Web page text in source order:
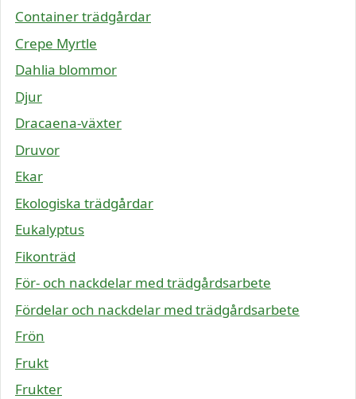
Container trädgårdar
Crepe Myrtle
Dahlia blommor
Djur
Dracaena-växter
Druvor
Ekar
Ekologiska trädgårdar
Eukalyptus
Fikonträd
För- och nackdelar med trädgårdsarbete
Fördelar och nackdelar med trädgårdsarbete
Frön
Frukt
Frukter